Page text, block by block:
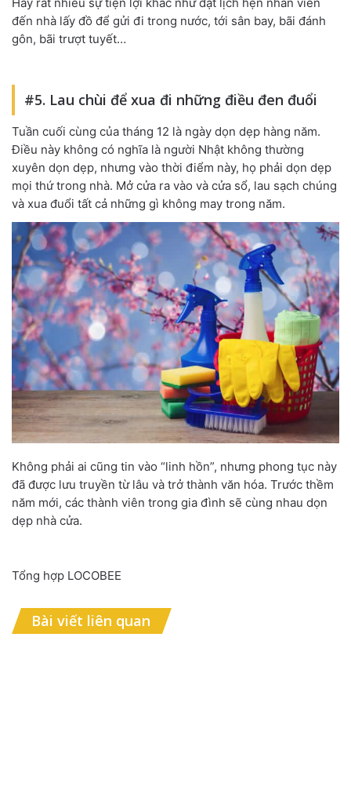
đến nhà lấy đồ để gửi đi trong nước, tới sân bay, bãi đánh
gôn, bãi trượt tuyết…
#5. Lau chùi để xua đi những điều đen đuổi
Tuần cuối cùng của tháng 12 là ngày dọn dẹp hàng năm.
Điều này không có nghĩa là người Nhật không thường
xuyên dọn dẹp, nhưng vào thời điểm này, họ phải dọn dẹp
mọi thứ trong nhà. Mở cửa ra vào và cửa sổ, lau sạch chúng
và xua đuổi tất cả những gì không may trong năm.
Không phải ai cũng tin vào “linh hồn”, nhưng phong tục này
đã được lưu truyền từ lâu và trở thành văn hóa. Trước thềm
năm mới, các thành viên trong gia đình sẽ cùng nhau dọn
dẹp nhà cửa.
Tổng hợp LOCOBEE
Bài viết liên quan